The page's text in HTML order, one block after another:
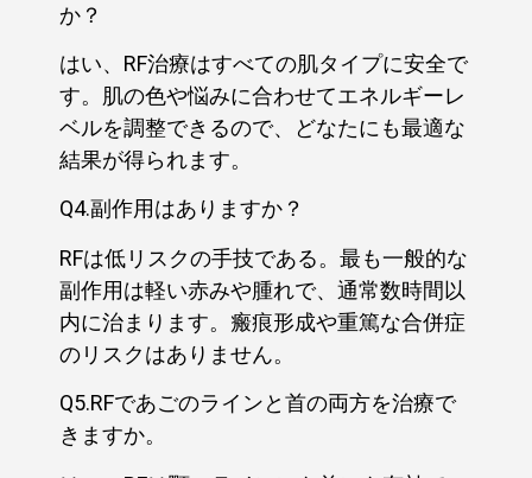
か？
はい、RF治療はすべての肌タイプに安全で
す。肌の色や悩みに合わせてエネルギーレ
ベルを調整できるので、どなたにも最適な
結果が得られます。
Q4.副作用はありますか？
RFは低リスクの手技である。最も一般的な
副作用は軽い赤みや腫れで、通常数時間以
内に治まります。瘢痕形成や重篤な合併症
のリスクはありません。
Q5.RFであごのラインと首の両方を治療で
きますか。